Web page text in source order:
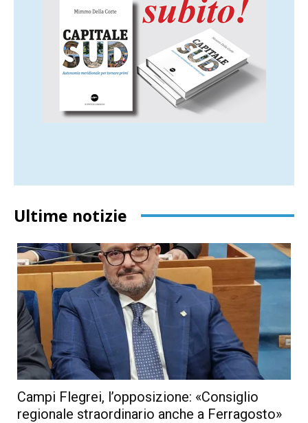
Ultime notizie
Campi Flegrei, l’opposizione: «Consiglio
regionale straordinario anche a Ferragosto»